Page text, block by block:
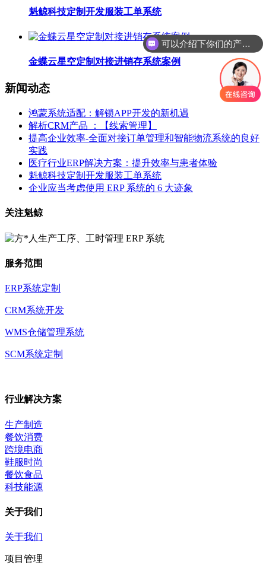
魁鲸科技定制开发服装工单系统
金蝶云星空定制对接进销存系统案例
新闻动态
鸿蒙系统适配：解锁APP开发的新机遇
解析CRM产品 ：【线索管理】
提高企业效率-全面对接订单管理和智能物流系统的良好
实践
医疗行业ERP解决方案：提升效率与患者体验
魁鲸科技定制开发服装工单系统
企业应当考虑使用 ERP 系统的 6 大迹象
关注魁鲸
服务范围
ERP系统定制
CRM系统开发
WMS仓储管理系统
SCM系统定制
行业解决方案
生产制造
餐饮消费
跨境电商
鞋服时尚
餐饮食品
科技能源
关于我们
关于我们
项目管理
可以介绍下你们的产品么